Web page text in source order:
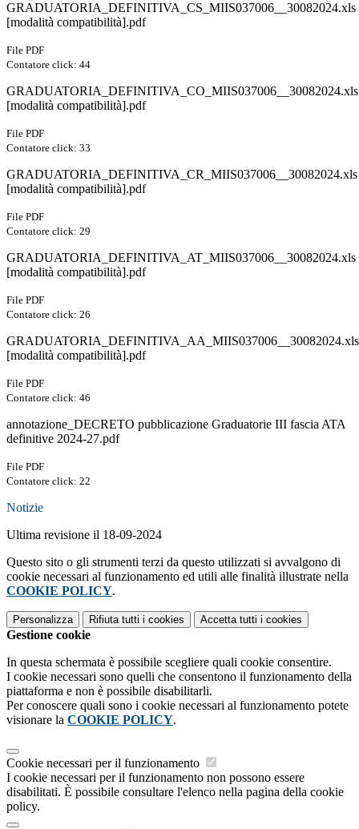
GRADUATORIA_DEFINITIVA_CS_MIIS037006__30082024.xls
[modalità compatibilità].pdf
File PDF
Contatore click: 44
GRADUATORIA_DEFINITIVA_CO_MIIS037006__30082024.xls
[modalità compatibilità].pdf
File PDF
Contatore click: 33
GRADUATORIA_DEFINITIVA_CR_MIIS037006__30082024.xls
[modalità compatibilità].pdf
File PDF
Contatore click: 29
GRADUATORIA_DEFINITIVA_AT_MIIS037006__30082024.xls
[modalità compatibilità].pdf
File PDF
Contatore click: 26
GRADUATORIA_DEFINITIVA_AA_MIIS037006__30082024.xls
[modalità compatibilità].pdf
File PDF
Contatore click: 46
annotazione_DECRETO pubblicazione Graduatorie III fascia ATA
definitive 2024-27.pdf
File PDF
Contatore click: 22
Notizie
Ultima revisione il 18-09-2024
Questo sito o gli strumenti terzi da questo utilizzati si avvalgono di
cookie necessari al funzionamento ed utili alle finalità illustrate nella
COOKIE POLICY.
Personalizza Rifiuta tutti i cookies Accetta tutti i cookies
Gestione cookie
In questa schermata è possibile scegliere quali cookie consentire.
I cookie necessari sono quelli che consentono il funzionamento della
piattaforma e non è possibile disabilitarli.
Per conoscere quali sono i cookie necessari al funzionamento potete
visionare la COOKIE POLICY.
Cookie necessari per il funzionamento
I cookie necessari per il funzionamento non possono essere
disabilitati. È possibile consultare l'elenco nella pagina della cookie
policy.